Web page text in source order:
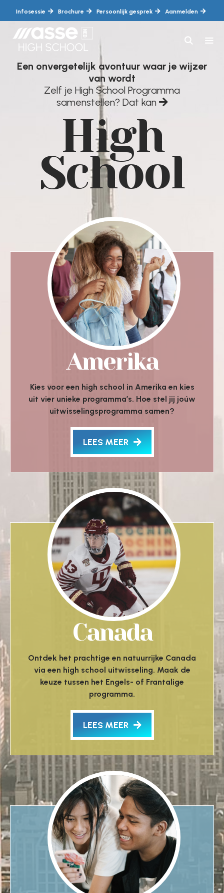
inhoud
Infosessie Brochure Persoonlijk gesprek Aanmelden
Een onvergetelijk avontuur waar je wijzer
van wordt
Zelf je High School Programma
samenstellen? Dat kan
High
School
Amerika
Kies voor een high school in Amerika en kies
uit vier unieke programma’s. Hoe stel jij joúw
uitwisselingsprogramma samen?
LEES MEER
Canada
Ontdek het prachtige en natuurrijke Canada
via een high school uitwisseling. Maak de
keuze tussen het Engels- of Frantalige
programma.
LEES MEER